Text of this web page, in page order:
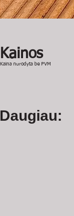
Kainos
Kaina nurodyta be PVM
Daugiau: